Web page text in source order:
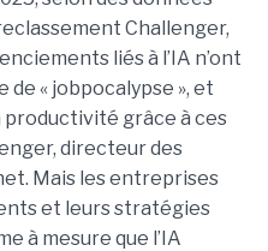
Challenger,
liés à l’IA n’ont
« jobpocalypse », et
grâce à ces
directeur des
Mais les entreprises
et leurs stratégies
à mesure que l’IA